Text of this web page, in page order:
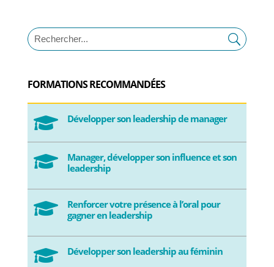
FORMATIONS RECOMMANDÉES
 Développer son leadership de manager

Manager, développer son influence et son
leadership

Renforcer votre présence à l’oral pour
gagner en leadership
 Développer son leadership au féminin